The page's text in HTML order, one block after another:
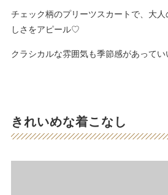
チェック柄のプリーツスカートで、大
しさをアピール♡
クラシカルな雰囲気も季節感があってい
きれいめな着こなし